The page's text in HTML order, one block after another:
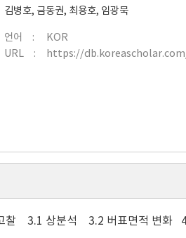
김병호, 금동권, 최용호, 임광묵
언어
KOR
URL
https://
찰 3.1 상분석 3.2 버표면적 변화